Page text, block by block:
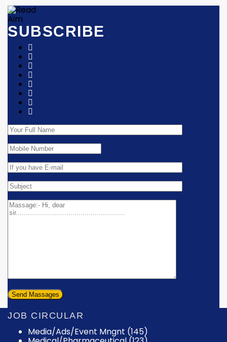
SUBSCRIBE
JOB CIRCULAR
Media/Ads/Event Mngnt (145)